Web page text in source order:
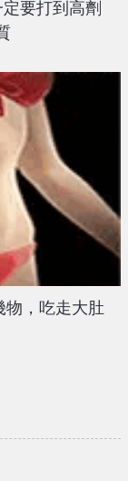
要打到高劑
物，吃走大肚